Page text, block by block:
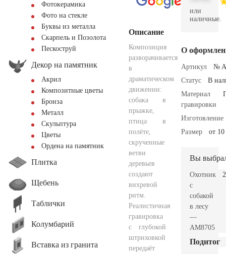
Фотокерамика
Фото на стекле
Буквы из металла
Скарпель и Позолота
Пескоструй
Декор на памятник
Акрил
Композитные цветы
Бронза
Металл
Скульптура
Цветы
Ордена на памятник
Плитка
Щебень
Таблички
Колумбарий
Вставка из гранита
Описание
Композиция
разворачивается
в
драматическом
движении:
собака в
прыжке,
птица в
полёте,
скрученные
ветви
деревьев
создают
вихревой
ритм.
Реалистичная
гравировка
с глубокой
штриховкой
передаёт
или
наличные.
О
Артикул
№
Статус
В
Материал
гравировки
Изготовление
Размер
от
Вы
Охотник
с
собакой
в лесу
—
AM8705
Подитог